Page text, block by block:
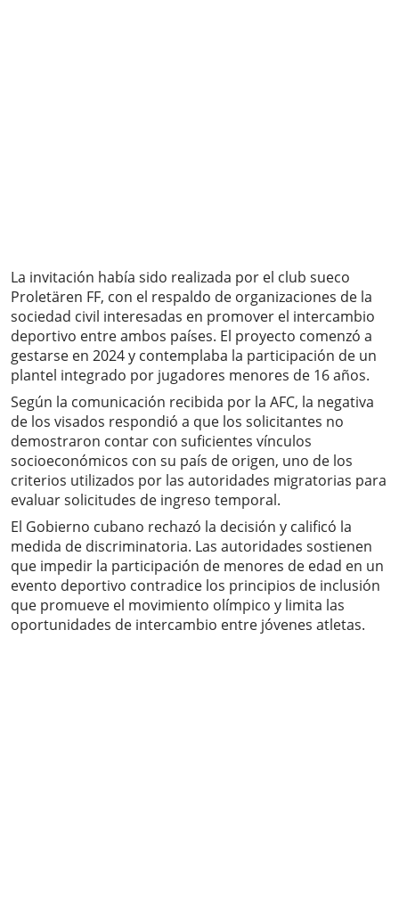
La invitación había sido realizada por el club sueco
Proletären FF, con el respaldo de organizaciones de la
sociedad civil interesadas en promover el intercambio
deportivo entre ambos países. El proyecto comenzó a
gestarse en 2024 y contemplaba la participación de un
plantel integrado por jugadores menores de 16 años.
Según la comunicación recibida por la AFC, la negativa
de los visados respondió a que los solicitantes no
demostraron contar con suficientes vínculos
socioeconómicos con su país de origen, uno de los
criterios utilizados por las autoridades migratorias para
evaluar solicitudes de ingreso temporal.
El Gobierno cubano rechazó la decisión y calificó la
medida de discriminatoria. Las autoridades sostienen
que impedir la participación de menores de edad en un
evento deportivo contradice los principios de inclusión
que promueve el movimiento olímpico y limita las
oportunidades de intercambio entre jóvenes atletas.